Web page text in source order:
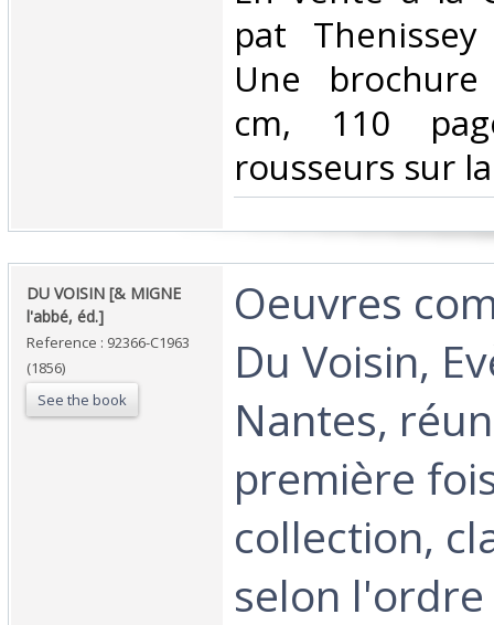
pat
Une
cm, 110
rousseurs sur
‎DU VOISIN [& MIGNE
l'abbé, éd.]‎
Reference : 92366-C1963
(1856)
See the book
‎Oeuvres
Du Voisin,
Nantes,
première
collection,
selon